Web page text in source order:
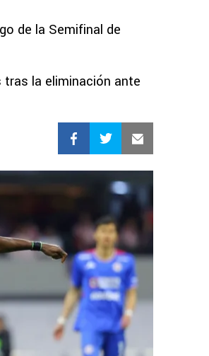
de la Semifinal de
tras la eliminación ante